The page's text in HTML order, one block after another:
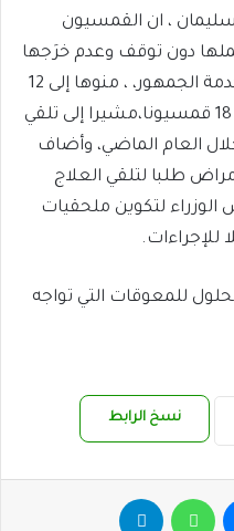
، ان القمسيون
دون توقف وعدم خرَجها
من الخرطوم، وفتح عدة منافذ لخدمة الجمهور، ، منوها إلى 12
قمسيون يواصل عمله من جملة 18 قمسيونا،مشيرا إلى تلقي
خلال العام الماضي، وأضاف
طلبا لتلقي العلاج
الوزراء لتكوين ملحقيات
للإجراءات.
للمعوقات التي تواجه
نسخ الرابط
ماسنجر واتساب